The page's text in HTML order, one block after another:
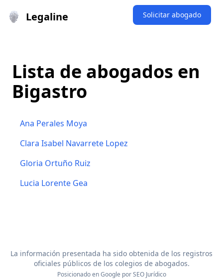
Legaline Solicitar abogado
Lista de abogados en
Bigastro
Ana Perales Moya
Clara Isabel Navarrete Lopez
Gloria Ortuño Ruiz
Lucia Lorente Gea
La información presentada ha sido obtenida de los registros
oficiales públicos de los colegios de abogados.
Posicionado en Google porSEO Jurídico